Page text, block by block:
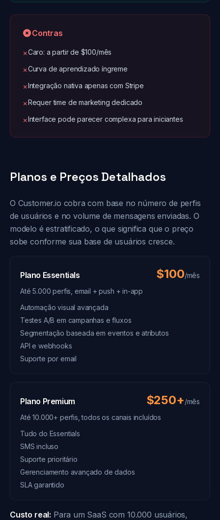
Contras
✗Caro: a partir de $100/mês
✗Curva de aprendizado íngreme
✗Integração nativa apenas com Stripe
✗Requer time de marketing dedicado
✗Interface pode parecer complexa para iniciantes
Planos e Preços Detalhados
O Customer.io cobra com base no número de perfis
de usuários e no volume de mensagens enviadas. O
modelo é estratificado, o que significa que o preço
sobe conforme sua base de usuários cresce.
Plano Essentials $100/mês
Até 5.000 perfis, email + push + in-app
Automação visual avançada
Testes A/B em campanhas e fluxos
Segmentação baseada em eventos e atributos
API e webhooks
Suporte por email
Plano Premium $250+/mês
Até 10.000+ perfis, todos os canais incluídos
Tudo do Essentials
SMS incluso
Suporte prioritário
Gerenciamento avançado de dados
SLA garantido
Custo real: Para um SaaS com 10.000 usuários,